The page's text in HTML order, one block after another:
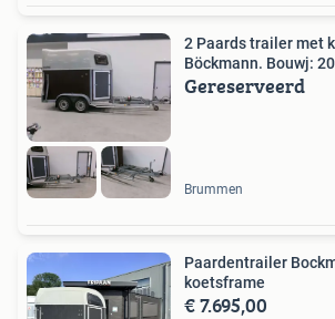
2 Paards trailer met
Böckmann. Bouwj:
Gereserveerd
Brummen
Paardentrailer
koetsframe
€ 7.695,00